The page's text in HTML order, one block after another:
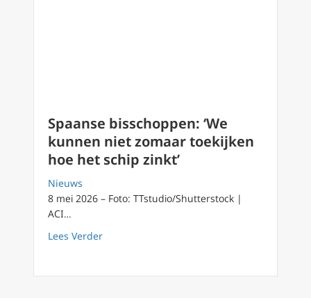
Spaanse bisschoppen: ‘We
kunnen niet zomaar toekijken
hoe het schip zinkt’
Nieuws
8 mei 2026 – Foto: TTstudio/Shutterstock |
ACI…
Lees Verderabout Spaanse bisschoppen: ‘We kunnen